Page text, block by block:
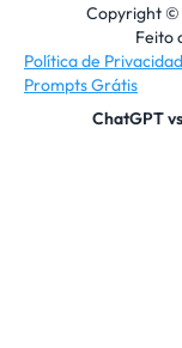
Copyright ©
Feito
Política de
Prompts Grátis
ChatGPT